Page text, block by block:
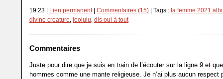
19:23 | Lien permanent| Commentaires (15) | Tags : la femme 2021
divine creature, leolulu, dis oui à tout
Commentaires
Juste pour dire que je suis en train de l’écouter sur la ligne 9 et
hommes comme une mante religieuse. Je n’ai plus aucun respect